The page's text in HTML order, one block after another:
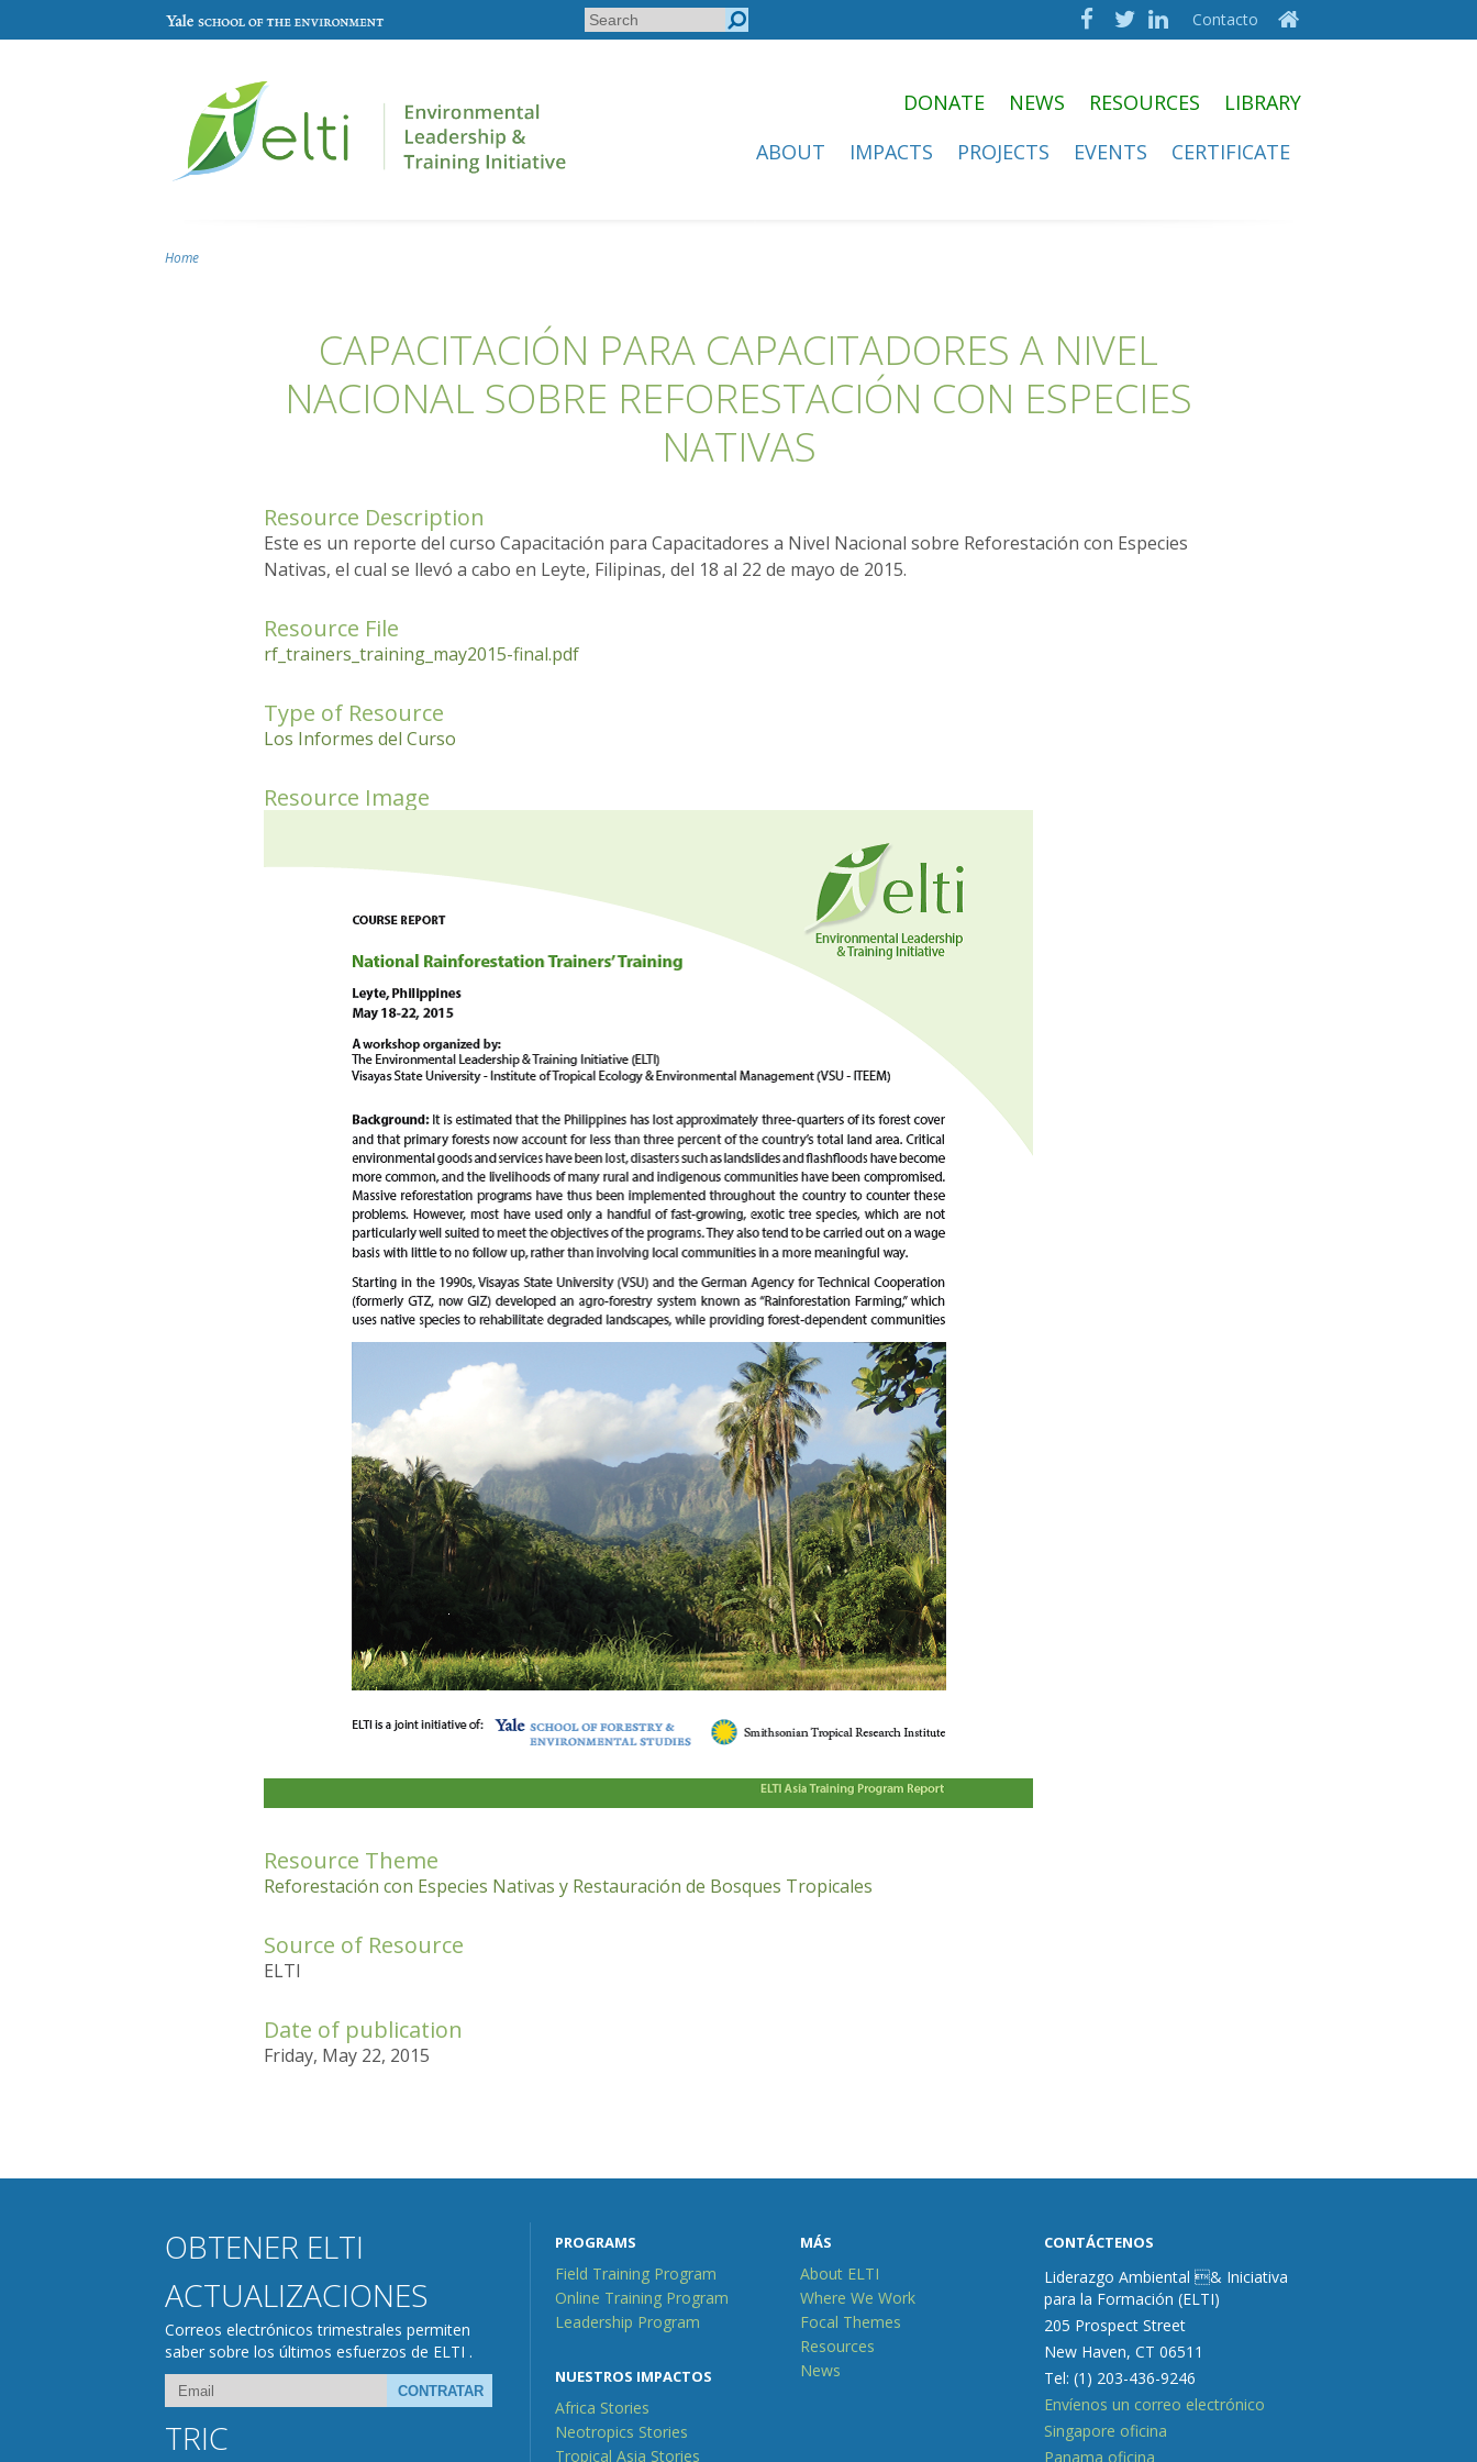
Skip to main content
Search
Search Contacto
DONATE NEWS RESOURCES
LIBRARY
ABOUT
IMPACTS PROJECTS EVENTS CERTIFICATE
Home
CAPACITACIÓN PARA CAPACITADORES A NIVEL
NACIONAL SOBRE REFORESTACIÓN CON ESPECIES
NATIVAS
Resource Description
Este es un reporte del curso Capacitación para Capacitadores a Nivel Nacional sobre Reforestación con Especies
Nativas, el cual se llevó a cabo en Leyte, Filipinas, del 18 al 22 de mayo de 2015.
Resource File
rf_trainers_training_may2015-final.pdf
Type of Resource
Los Informes del Curso
Resource Image
Resource Theme
Reforestación con Especies Nativas y Restauración de Bosques Tropicales
Source of Resource
ELTI
Date of publication
Friday, May 22, 2015
OBTENER ELTI
ACTUALIZACIONES
Correos electrónicos trimestrales permiten
saber sobre los últimos esfuerzos de ELTI .
TRIC
PROGRAMS
Field Training Program
Online Training Program
Leadership Program
NUESTROS IMPACTOS
Africa Stories
Neotropics Stories
Tropical Asia Stories
MÁS
About ELTI
Where We Work
Focal Themes
Resources
News
CONTÁCTENOS
Liderazgo Ambiental & Iniciativa
para la Formación (ELTI)
205 Prospect Street
New Haven, CT 06511
Tel: (1) 203-436-9246
Envíenos un correo electrónico
Singapore oficina
Panama oficina